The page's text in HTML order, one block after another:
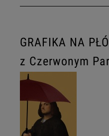
GRAFIKA NA
z Czerwonym